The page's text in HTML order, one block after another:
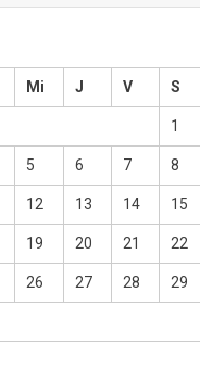
Mi J V S
1
5 6 7 8
12 13 14 15
19 20 21 22
26 27 28 29